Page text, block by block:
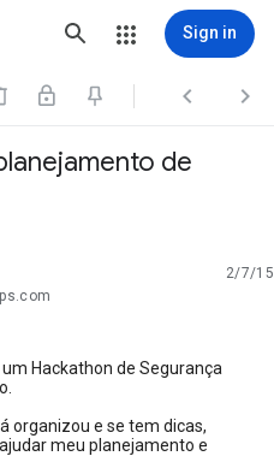
Sign in
  
de
2/7/15
Hackathon de Segurança
organizou e se tem dicas,
meu planejamento e